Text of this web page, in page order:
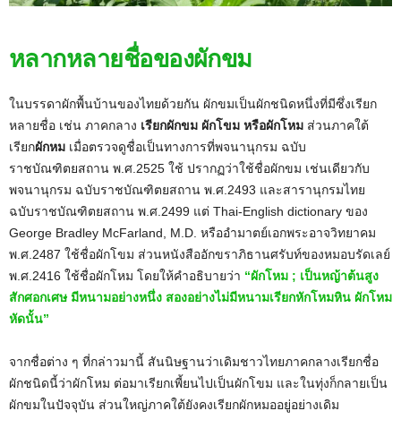
หลากหลายชื่อของผักขม
ในบรรดาผักพื้นบ้านของไทยด้วยกัน ผักขมเป็นผักชนิดหนึ่งที่มีซึ่งเรียก
หลายชื่อ เช่น ภาคกลาง เรียกผักขม ผักโขม หรือผักโหม ส่วนภาคใต้
เรียกผักหม เมื่อตรวจดูชื่อเป็นทางการที่พจนานุกรม ฉบับ
ราชบัณฑิตยสถาน พ.ศ.2525 ใช้ ปรากฏว่าใช้ชื่อผักขม เช่นเดียวกับ
พจนานุกรม ฉบับราชบัณฑิตยสถาน พ.ศ.2493 และสารานุกรมไทย
ฉบับราชบัณฑิตยสถาน พ.ศ.2499 แต่ Thai-English dictionary ของ
George Bradley McFarland, M.D. หรืออำมาตย์เอกพระอาจวิทยาคม
พ.ศ.2487 ใช้ชื่อผักโขม ส่วนหนังสืออักขราภิธานศรับท์ของหมอบรัดเลย์
พ.ศ.2416 ใช้ชื่อผักโหม โดยให้คำอธิบายว่า “ผักโหม ; เป็นหญ้าต้นสูง
สักศอกเศษ มีหนามอย่างหนึ่ง สองอย่างไม่มีหนามเรียกหักโหมหิน ผักโหม
หัดนั้น”
จากชื่อต่าง ๆ ที่กล่าวมานี้ สันนิษฐานว่าเดิมชาวไทยภาคกลางเรียกชื่อ
ผักชนิดนี้ว่าผักโหม ต่อมาเรียกเพี้ยนไปเป็นผักโขม และในทุ่งก็กลายเป็น
ผักขมในปัจจุบัน ส่วนใหญ่ภาคใต้ยังคงเรียกผักหมออยู่อย่างเดิม